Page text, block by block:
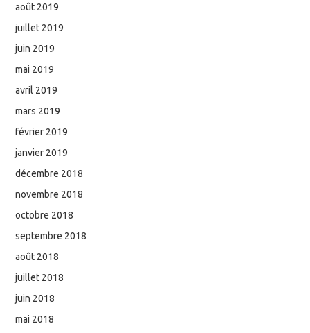
août 2019
juillet 2019
juin 2019
mai 2019
avril 2019
mars 2019
février 2019
janvier 2019
décembre 2018
novembre 2018
octobre 2018
septembre 2018
août 2018
juillet 2018
juin 2018
mai 2018